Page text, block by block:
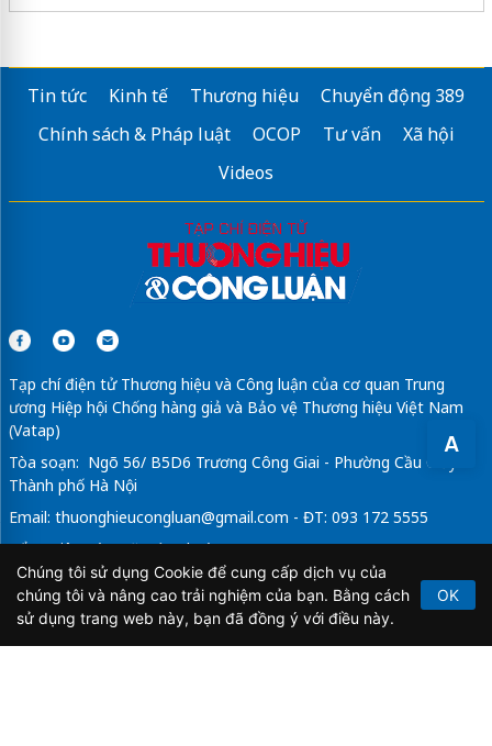
A
Tin tức Kinh tế Thương hiệu
Chuyển động 389
Chính sách & Pháp luật
OCOP Tư vấn
Xã hội
Videos
Tạp chí điện tử Thương hiệu và Công luận của cơ quan Trung
ương Hiệp hội Chống hàng giả và Bảo vệ Thương hiệu Việt Nam
(Vatap)
Tòa soạn: Ngõ 56/ B5D6 Trương Công Giai - Phường Cầu Giấy -
Thành phố Hà Nội
Email: thuonghieucongluan@gmail.com - ĐT: 093 172 5555
Tổng Biên Tập: Vũ Đức Thuận
Giấy phép hoạt động báo chí điện tử số 64/GP-BTTTT do Bộ
Thông tin và Truyền thông cấp ngày 21/2/2020.
Chúng tôi sử dụng Cookie để cung cấp dịch vụ của
chúng tôi và nâng cao trải nghiệm của bạn. Bằng cách
sử dụng trang web này, bạn đã đồng ý với điều này.
OK